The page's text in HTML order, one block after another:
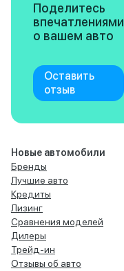
Поделитесь
впечатлениями
о вашем авто
Оставить
отзыв
Новые автомобили
Бренды
Лучшие авто
Кредиты
Лизинг
Сравнения моделей
Дилеры
Трейд-ин
Отзывы об авто